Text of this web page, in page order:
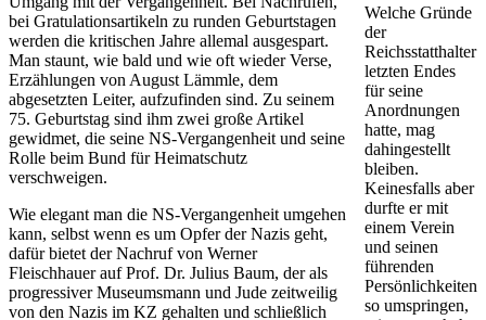
Welche Gründe
der
Reichsstatthalter
letzten Endes
für seine
Anordnungen
hatte, mag
dahingestellt
bleiben.
Keinesfalls aber
durfte er mit
einem Verein
und seinen
führenden
Persönlichkeiten
so umspringen,
bei Gratulationsartikeln zu runden Geburtstagen
werden die kritischen Jahre allemal ausgespart.
Man staunt, wie bald und wie oft wieder Verse,
Erzählungen von August Lämmle, dem
abgesetzten Leiter, aufzufinden sind. Zu seinem
75. Geburtstag sind ihm zwei große Artikel
gewidmet, die seine NS-Vergangenheit und seine
Rolle beim Bund für Heimatschutz
verschweigen.
Wie elegant man die NS-Vergangenheit umgehen
kann, selbst wenn es um Opfer der Nazis geht,
dafür bietet der Nachruf von Werner
Fleischhauer auf Prof. Dr. Julius Baum, der als
progressiver Museumsmann und Jude zeitweilig
von den Nazis im KZ gehalten und schließlich